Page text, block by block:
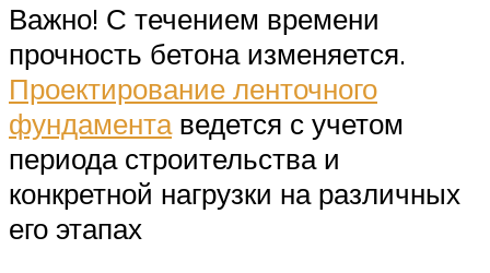
Важно! С течением времени
прочность бетона изменяется.
Проектирование ленточного
фундаментаведется с учетом
периода строительства и
конкретной нагрузки на различных
его этапах